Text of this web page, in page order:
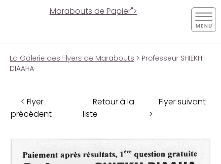
Marabouts de Papier">
La Galerie des Flyers de Marabouts > Professeur SHIEKH
DIAAHA
< Flyer
précédent
Retour à la
liste
Flyer suivant
>